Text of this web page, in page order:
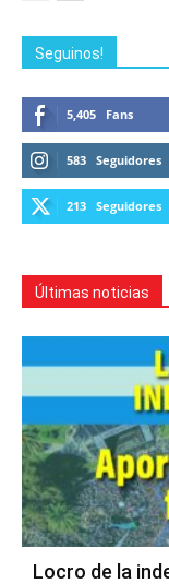
Seguinos!
5,405 Fans
583 Seguidores
213 Seguidores
Últimas noticias
Locro de la